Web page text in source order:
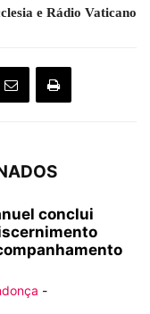
e Rádio Vaticano
conclui
-